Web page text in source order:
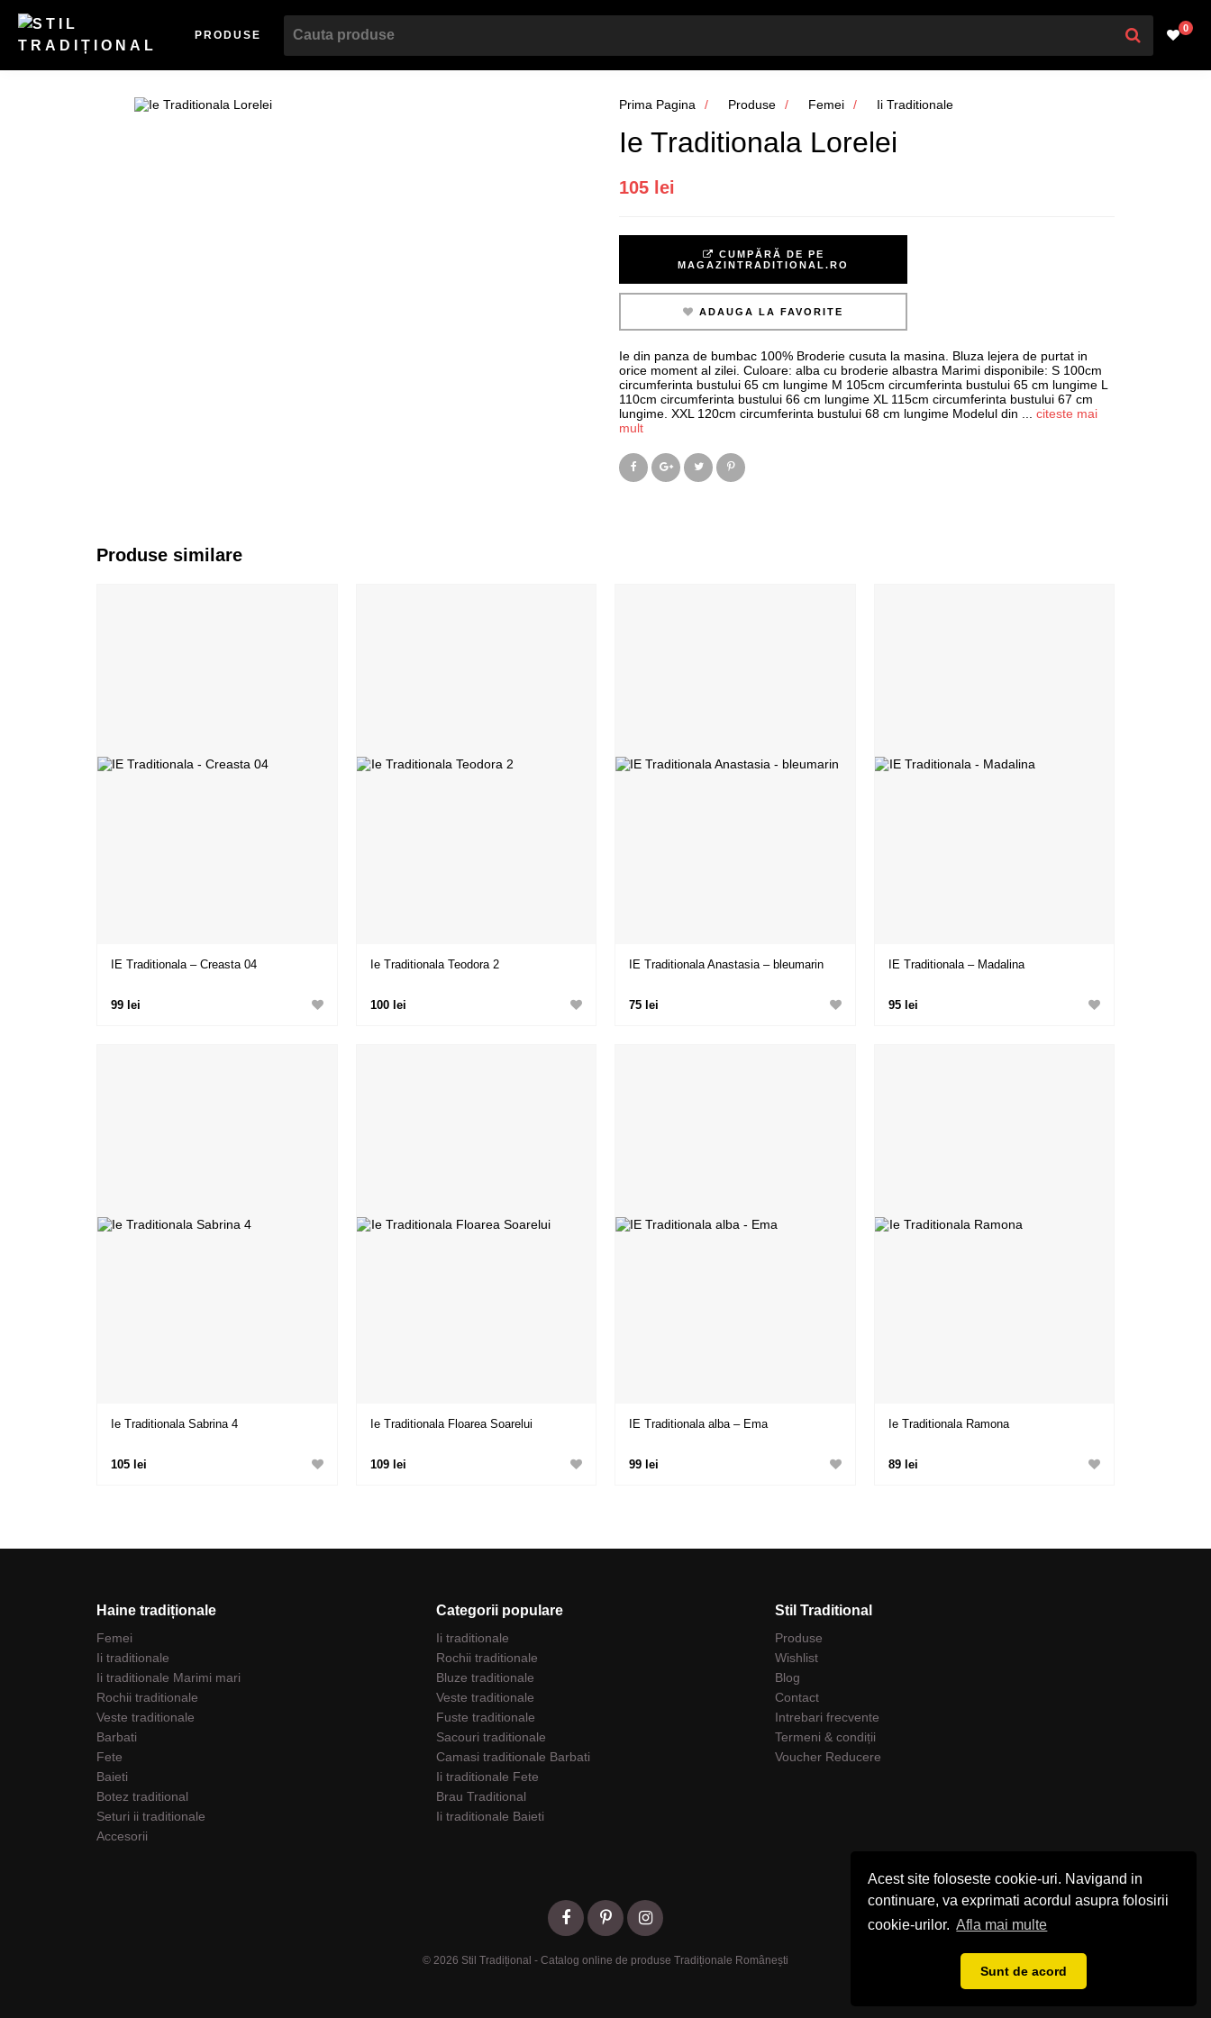
Acest site foloseste cookie-uri. Navigand in
continuare, va exprimati acordul asupra folosirii
cookie-urilor. Afla mai multe
Sunt de acord
PRODUSE
0
Prima Pagina Produse Femei Ii Traditionale
Ie Traditionala Lorelei
105 lei
CUMPĂRĂ DE PE
MAGAZINTRADITIONAL.RO
ADAUGA LA FAVORITE
Ie din panza de bumbac 100% Broderie cusuta la masina. Bluza lejera de purtat in
orice moment al zilei. Culoare: alba cu broderie albastra Marimi disponibile: S 100cm
circumferinta bustului 65 cm lungime M 105cm circumferinta bustului 65 cm lungime L
110cm circumferinta bustului 66 cm lungime XL 115cm circumferinta bustului 67 cm
lungime. XXL 120cm circumferinta bustului 68 cm lungime Modelul din
citeste mai
mult
Produse similare
IE Traditionala – Creasta 04
99 lei
Ie Traditionala Teodora 2
100 lei
IE Traditionala Anastasia – bleumarin
75 lei
IE Traditionala – Madalina
95 lei
Ie Traditionala Sabrina 4
105 lei
Ie Traditionala Floarea Soarelui
109 lei
IE Traditionala alba – Ema
99 lei
Ie Traditionala Ramona
89 lei
Haine tradiționale
Femei
Ii traditionale
Ii traditionale Marimi mari
Rochii traditionale
Veste traditionale
Barbati
Fete
Baieti
Botez traditional
Seturi ii traditionale
Accesorii
Categorii populare
Ii traditionale
Rochii traditionale
Bluze traditionale
Veste traditionale
Fuste traditionale
Sacouri traditionale
Camasi traditionale Barbati
Ii traditionale Fete
Brau Traditional
Ii traditionale Baieti
Stil Traditional
Produse
Wishlist
Blog
Contact
Intrebari frecvente
Termeni & condiții
Voucher Reducere
© 2026 Stil Tradițional - Catalog online de produse Tradiționale Românești